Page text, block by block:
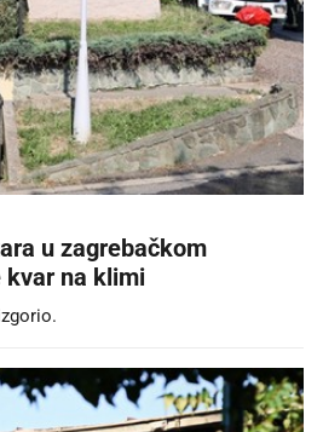
u zagrebačkom
kvar na klimi